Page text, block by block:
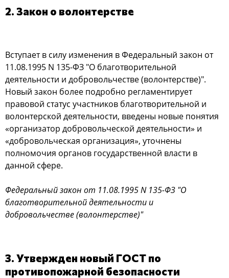
2. Закон о волонтерстве
Вступает в силу изменения в Федеральный закон от
11.08.1995 N 135-ФЗ "О благотворительной
деятельности и добровольчестве (волонтерстве)".
Новый закон более подробно регламентирует
правовой статус участников благотворительной и
волонтерской деятельности, введены новые понятия
«организатор добровольческой деятельности» и
«добровольческая организация», уточнены
полномочия органов государственной власти в
данной сфере.
Федеральный закон от 11.08.1995 N 135-ФЗ "О
благотворительной деятельности и
добровольчестве (волонтерстве)"
3. Утвержден новый ГОСТ по
противопожарной безопасности